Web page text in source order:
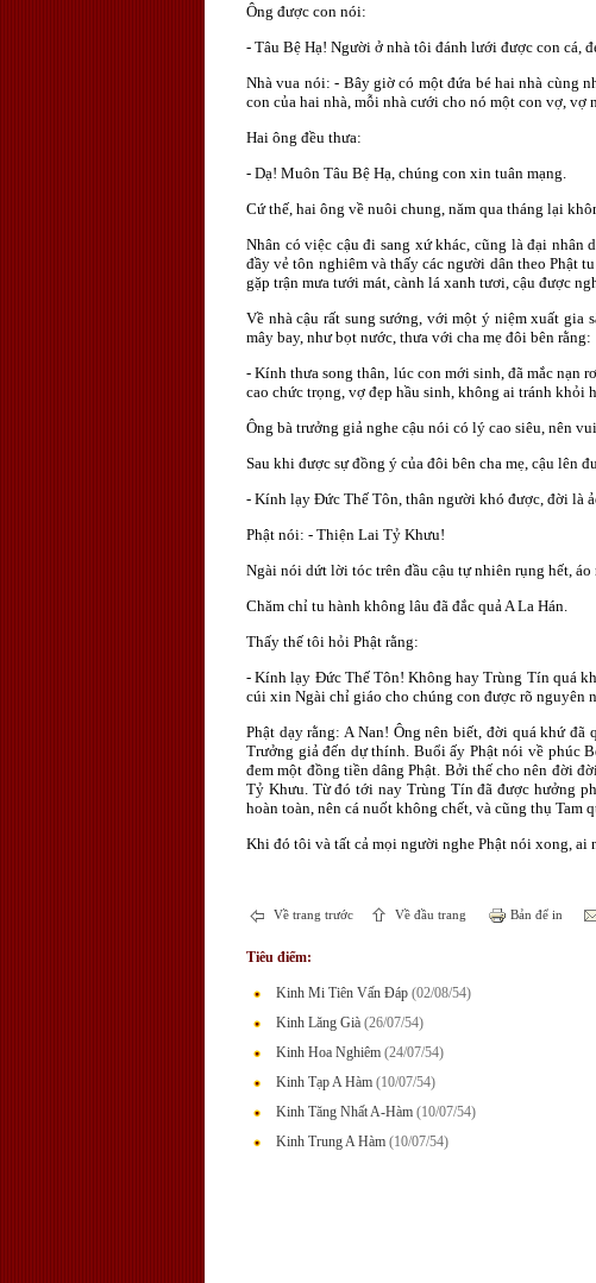
Ông được con nói:
- Tâu Bệ Hạ! Người ở nhà tôi đánh lưới được con cá,
Nhà vua nói: - Bây giờ có một đứa bé hai nhà cùng
con của hai nhà, mỗi nhà cưới cho nó một con vợ, vợ
Hai ông đều thưa:
- Dạ! Muôn Tâu Bệ Hạ, chúng con xin tuân mạng.
Cứ thế, hai ông về nuôi chung, năm qua tháng lại
Nhân có việc cậu đi sang xứ khác, cũng là đại nhân
đầy vẻ tôn nghiêm và thấy các người dân theo Phật
gặp trận mưa tưới mát, cành lá xanh tươi, cậu được
Về nhà cậu rất sung sướng, với một ý niệm xuất gia
mây bay, như bọt nước, thưa với cha mẹ đôi bên rằng:
- Kính thưa song thân, lúc con mới sinh, đã mắc nạn
cao chức trọng, vợ đẹp hầu sinh, không ai tránh
Ông bà trưởng giả nghe cậu nói có lý cao siêu, nên
Sau khi được sự đồng ý của đôi bên cha mẹ, cậu lên
- Kính lạy Ðức Thế Tôn, thân người khó được, đời là
Phật nói: - Thiện Lai Tỷ Khưu!
Ngài nói dứt lời tóc trên đầu cậu tự nhiên rụng hết,
Chăm chỉ tu hành không lâu đã đắc quả A La Hán.
Thấy thế tôi hỏi Phật rằng:
- Kính lạy Ðức Thế Tôn! Không hay Trùng Tín quá
cúi xin Ngài chỉ giáo cho chúng con được rõ nguyên
Phật dạy rằng: A Nan! Ông nên biết, đời quá khứ
Trưởng giả đến dự thính. Buổi ấy Phật nói về phúc
đem một đồng tiền dâng Phật. Bởi thế cho nên đời
Tỷ Khưu. Từ đó tới nay Trùng Tín đã được hưởng
hoàn toàn, nên cá nuốt không chết, và cũng thụ Tam
Khi đó tôi và tất cả mọi người nghe Phật nói xong, ai
Về trang trước Về đầu trang Bản để in
Tiêu điểm:
Kinh Mi Tiên Vấn Đáp (02/08/54)
Kinh Lăng Già (26/07/54)
Kinh Hoa Nghiêm (24/07/54)
Kinh Tạp A Hàm (10/07/54)
Kinh Tăng Nhất A-Hàm (10/07/54)
Kinh Trung A Hàm (10/07/54)